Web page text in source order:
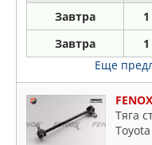
Завтра
Завтра
Еще
Тяга